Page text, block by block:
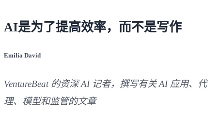
AI是为了提高效率，而不是写作
Emilia David
VentureBeat 的资深 AI 记者，撰写有关 AI 应用、代
理、模型和监管的文章